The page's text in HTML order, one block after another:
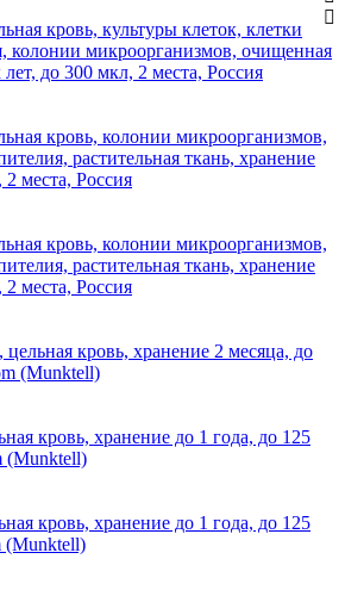
кровь, культуры клеток, клетки
колонии микроорганизмов, очищенная
до 300 мкл, 2 места, Россия
кровь, колонии микроорганизмов,
растительная ткань, хранение
места, Россия
кровь, колонии микроорганизмов,
растительная ткань, хранение
места, Россия
кровь, хранение 2 месяца, до
(Munktell)
кровь, хранение до 1 года, до 125
(Munktell)
кровь, хранение до 1 года, до 125
(Munktell)